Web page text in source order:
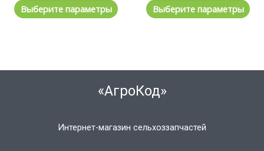
Выберите параметры Выберите параметры
«АгроКод»
Интернет-магазин сельхоззапчастей